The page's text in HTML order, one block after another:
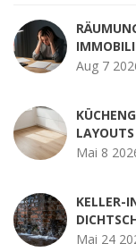
Aug 7
Mai 8
KELLER-
TIPPS
Mai 24